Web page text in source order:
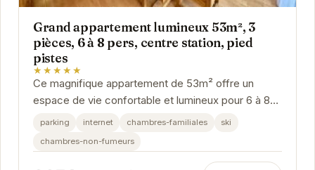
Grand appartement lumineux 53m², 3
pièces, 6 à 8 pers, centre station, pied
pistes
★★★★★
Ce magnifique appartement de 53m² offre un
espace de vie confortable et lumineux pour 6 à 8
personnes. Situé au cœur des Deux Alpes, au pied
parking internet chambres-familiales
ski
chambres-non-fumeurs